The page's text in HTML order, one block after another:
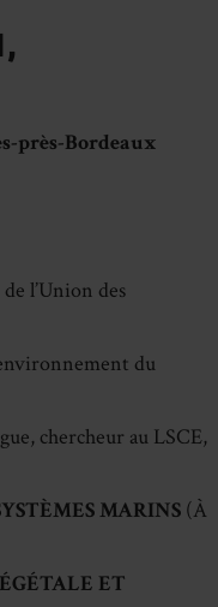
près-Bordeaux
l’Union des
du
chercheur au LSCE,
MARINS (À
ET